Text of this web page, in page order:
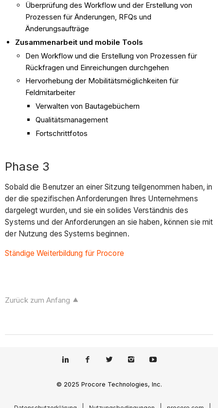
Überprüfung des Workflow und der Erstellung von
Prozessen für Änderungen, RFQs und
Änderungsaufträge
Zusammenarbeit und mobile Tools
Den Workflow und die Erstellung von Prozessen für
Rückfragen und Einreichungen durchgehen
Hervorhebung der Mobilitätsmöglichkeiten für
Feldmitarbeiter
Verwalten von Bautagebüchern
Qualitätsmanagement
Fortschrittfotos
Phase 3
Sobald die Benutzer an einer Sitzung teilgenommen haben, in
der die spezifischen Anforderungen Ihres Unternehmens
dargelegt wurden, und sie ein solides Verständnis des
Systems und der Anforderungen an sie haben, können sie mit
der Nutzung des Systems beginnen.
Ständige Weiterbildung für Procore
Zurück zum Anfang
© 2025 Procore Technologies, Inc.